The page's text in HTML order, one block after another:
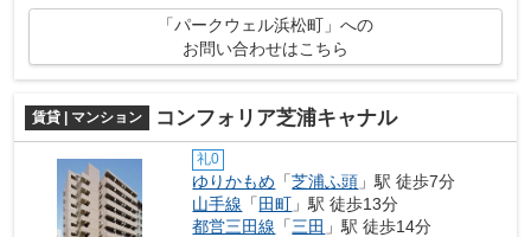
「パークウェル浜松町」への
お問い合わせはこちら
賃貸 | マンション コンフォリア芝浦キャナル
礼0
ゆりかもめ 「芝浦ふ頭 」駅 徒歩7分
山手線 「田町 」駅 徒歩13分
都営三田線 「三田 」駅 徒歩14分